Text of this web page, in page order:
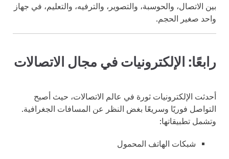
بين الاتصال، والحوسبة، والتصوير، والترفيه، والتعليم، في جهاز
واحد صغير الحجم.
رابعًا: الإلكترونيات في مجال الاتصالات
أحدثت الإلكترونيات ثورة في عالم الاتصالات، حيث أصبح
التواصل فوريًا وسريعًا بغض النظر عن المسافات الجغرافية.
وتشمل تطبيقاتها:
شبكات الهاتف المحمول